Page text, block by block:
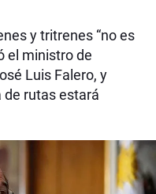
y tritrenes “no es
el ministro de
Luis Falero, y
de rutas estará